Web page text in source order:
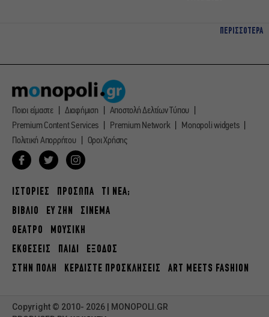
ΠΕΡΙΣΣΟΤΕΡΑ
Ποιοι είμαστε Διαφήμιση
Αποστολή Δελτίων Τύπου
Premium Content Services
Premium Network
Monopoli widgets
Πολιτική Απορρήτου
Οροι Χρήσης
ΙΣΤΟΡΙΕΣ ΠΡΟΣΩΠΑ
ΤΙ ΝΕΑ;
ΒΙΒΛΙΟ
ΕΥ ΖΗΝ
ΣΙΝΕΜΑ
ΘΕΑΤΡΟ
ΜΟΥΣΙΚΗ
ΕΚΘΕΣΕΙΣ
ΠΑΙΔΙ
ΕΞΟΔΟΣ
ΣΤΗΝ ΠΟΛΗ
ΚΕΡΔΙΣΤΕ ΠΡΟΣΚΛΗΣΕΙΣ ART MEETS FASHION
Copyright © 2010- 2026 | MONOPOLI.GR